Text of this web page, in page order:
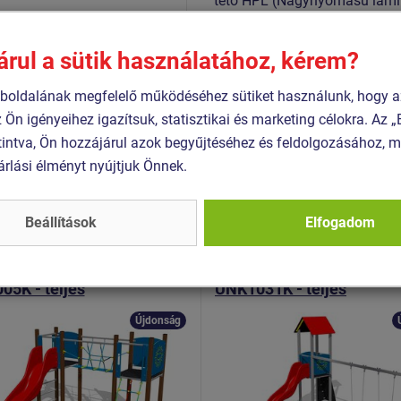
1176-3:2018
karcolásokkal szembeni
hegymászó fogók
és a kézbőr számára kímélő
horganyzottak vagy
Hasonló
2005K-15
- teljes
Újdonság
Termék - UNK-1031K-15
UNK1031K - teljes
a sütik használatához, kérem?
megfelelő működéséhez sütiket használunk, hogy
igényeihez igazítsuk, statisztikai és marketing célokra. Az
Ön hozzájárul azok begyűjtéséhez és feldolgozásához,
élményt nyújtjuk Önnek.
Beállítások Elfogadom